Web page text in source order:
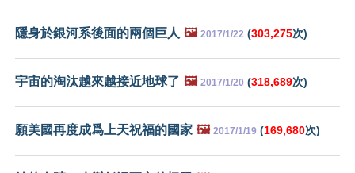
隱身於銀河系後面的兩個巨人 🖼️ 2017/1/22 (303,275次)
宇宙的淘汰越來越接近地球了 🖼️ 2017/1/20 (318,689次)
願美國再度成爲上天祝福的國家 🖼️ 2017/1/19 (169,680次)